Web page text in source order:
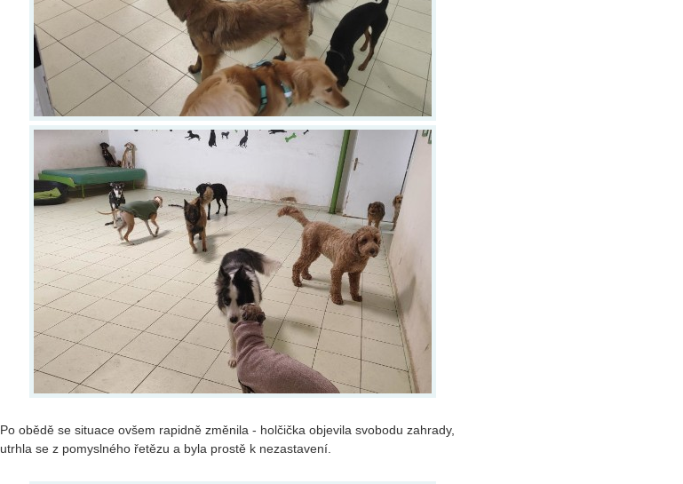
Po obědě se situace ovšem rapidně změnila - holčička objevila svobodu zahrady,
utrhla se z pomyslného řetězu a byla prostě k nezastavení.